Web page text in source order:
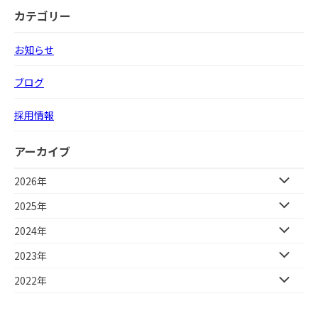
カテゴリー
お知らせ
ブログ
採用情報
アーカイブ
2026年
2025年
2024年
2023年
2022年